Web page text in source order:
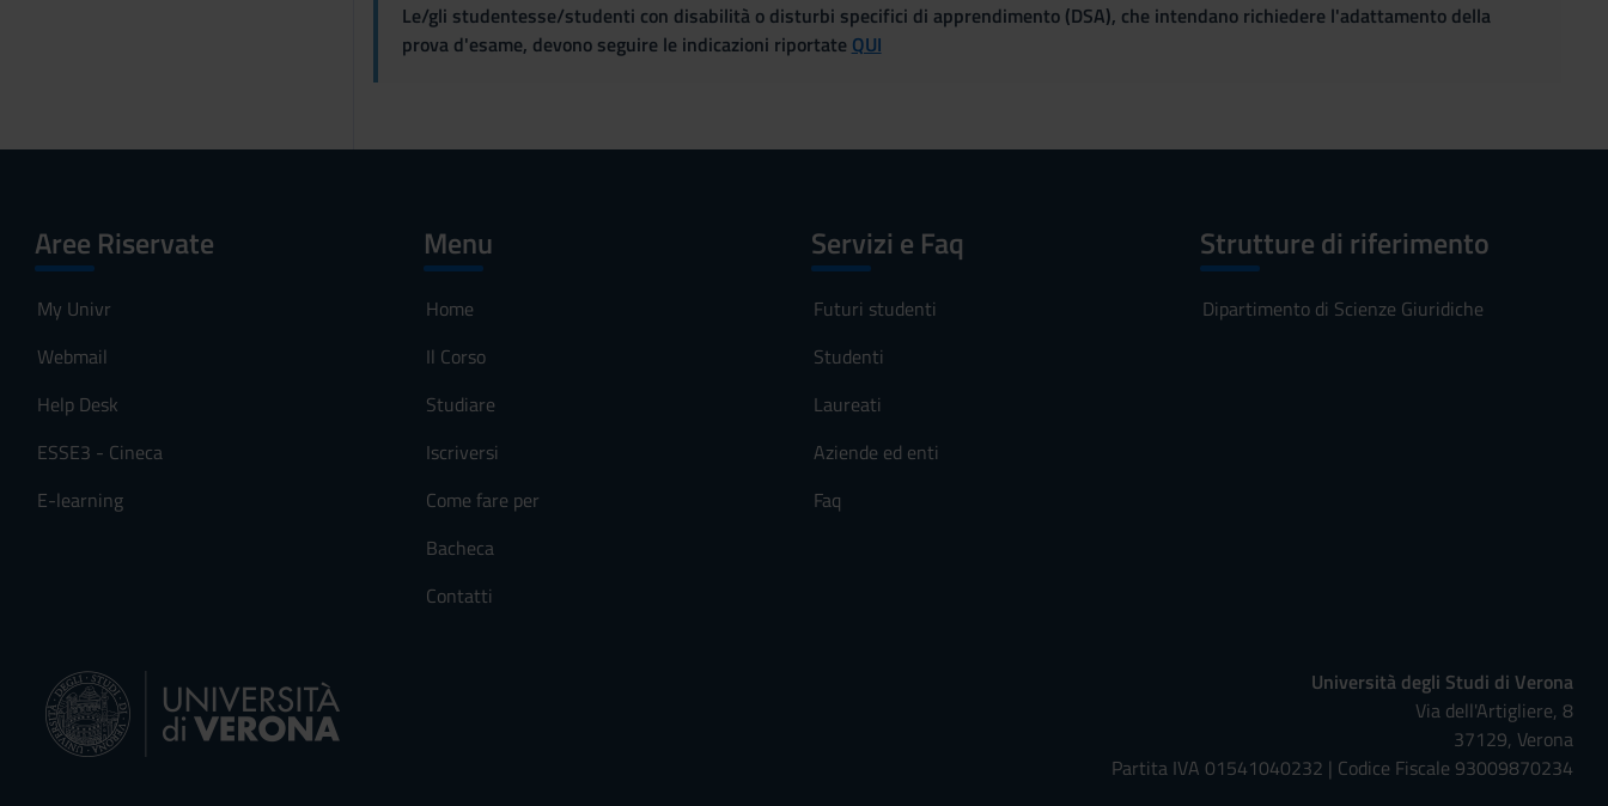
Le/gli studentesse/studenti con disabilità o disturbi specifici di apprendimento (DSA), che intendano richiedere l'adattamento della
prova d'esame, devono seguire le indicazioni riportate QUI
Aree Riservate
My Univr
Webmail
Help Desk
ESSE3 - Cineca
E-learning
Menu
Home
Il Corso
Studiare
Iscriversi
Come fare per
Bacheca
Contatti
Servizi e Faq
Futuri studenti
Studenti
Laureati
Aziende ed enti
Faq
Strutture di riferimento
Dipartimento di Scienze Giuridiche
Università degli Studi di Verona
Via dell'Artigliere, 8
37129, Verona
Partita IVA 01541040232 | Codice Fiscale 93009870234